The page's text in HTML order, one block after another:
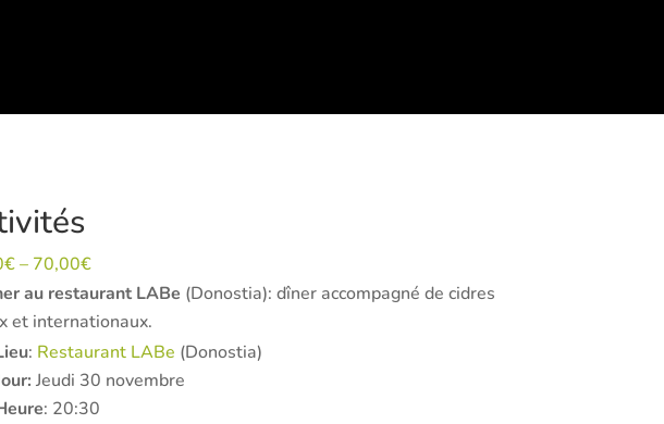
€– 70,00€
au restaurant LABe (Donostia): dîner accompagné de cidres
et internationaux.
: Restaurant LABe (Donostia)
Jeudi 30 novembre
: 20:30